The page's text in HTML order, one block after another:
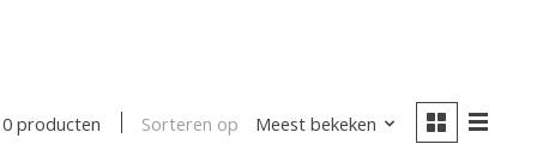
0 producten Sorteren op Meest bekeken